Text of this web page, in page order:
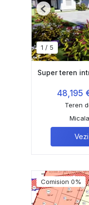
1 / 5
Previous
Super teren
48,195
Teren
Comision 0%